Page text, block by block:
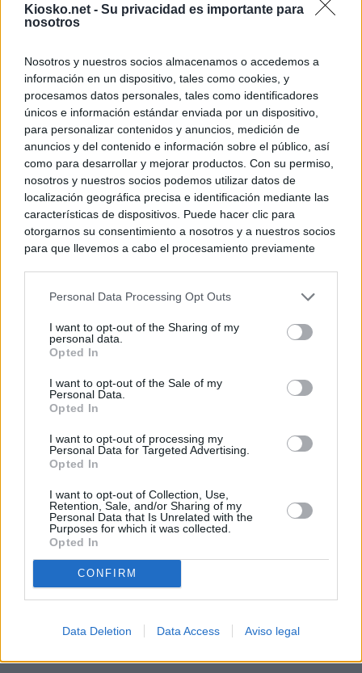
Kiosko.net - Su privacidad es importante para
nosotros
Nosotros y nuestros socios almacenamos o accedemos a
información en un dispositivo, tales como cookies, y
procesamos datos personales, tales como identificadores
únicos e información estándar enviada por un dispositivo,
para personalizar contenidos y anuncios, medición de
anuncios y del contenido e información sobre el público, así
como para desarrollar y mejorar productos. Con su permiso,
nosotros y nuestros socios podemos utilizar datos de
localización geográfica precisa e identificación mediante las
características de dispositivos. Puede hacer clic para
otorgarnos su consentimiento a nosotros y a nuestros socios
para que llevemos a cabo el procesamiento previamente
negar su consentimiento. Tenga en cuenta que algún
de su consentimiento, pero usted tiene el derecho de
rechazar tal procesamiento. Sus preferencias se aplicarán
cualquier momento entrando de nuevo en este sitio web o
visitando nuestra política de privacidad.
Personal Data Processing Opt Outs
I want to opt-out of the Sharing of my
personal data.
Opted In
I want to opt-out of the Sale of my
Personal Data.
Opted In
I want to opt-out of processing my
Personal Data for Targeted Advertising.
Opted In
I want to opt-out of Collection, Use,
Retention, Sale, and/or Sharing of my
Personal Data that Is Unrelated with the
Purposes for which it was collected.
Opted In
CONFIRM
Data Deletion Data Access Aviso legal